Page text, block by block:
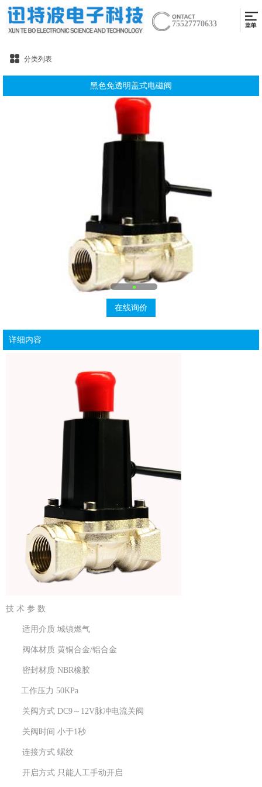
75527770633
分类列表
黑色免透明盖式电磁阀
在线询价
详细内容
技 术 参 数
适用介质 城镇燃气
阀体材质 黄铜合金/铝合金
密封材质 NBR橡胶
工作压力 50KPa
关阀方式 DC9～12V脉冲电流关阀
关阀时间 小于1秒
连接方式 螺纹
开启方式 只能人工手动开启